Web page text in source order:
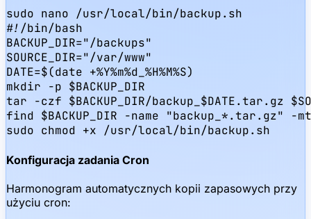
sudo nano /usr/local/bin/backup.sh
#!/bin/bash
BACKUP_DIR="/backups"
SOURCE_DIR="/var/www"
DATE=$(date +%Y%m%d_%H%M%S)
mkdir -p $BACKUP_DIR
tar -czf $BACKUP_DIR/backup_$DATE.tar.gz
find $BACKUP_DIR -name "backup_*.tar.gz" -
sudo chmod +x /usr/local/bin/backup.sh
Konfiguracja zadania Cron
Harmonogram automatycznych kopii zapasowych przy
użyciu cron: